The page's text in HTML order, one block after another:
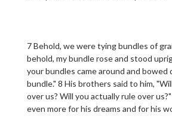
7 Behold, we were tying bundles of
behold, my bundle rose and stood
your bundles came around and bowed
bundle." 8 His brothers said to him,
over us? Will you actually rule over
even more for his dreams and for his